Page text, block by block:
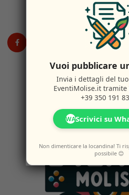
DISCLAIMER
Vuoi pubblicare
Invia i dettagli del
EventiMolise.it tramite
+39 350 191
WAScrivici su
Non dimenticare la locandina! Ti
possibile 😊